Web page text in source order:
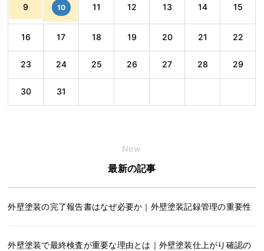
9 10 11 12 13 14 15
16 17 18 19 20 21 22
23 24 25 26 27 28 29
30 31
New
最新の記事
外壁塗装の完了報告書はなぜ必要か｜外壁塗装記録管理の重要性
外壁塗装で最終検査が重要な理由とは｜外壁塗装仕上がり確認の